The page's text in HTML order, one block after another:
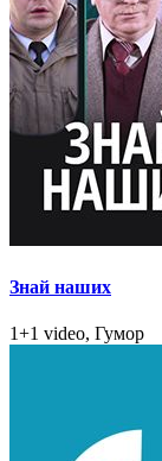
Знай наших
1+1 video, Гумор